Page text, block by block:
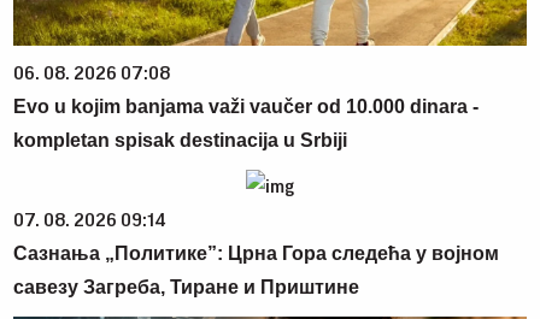
06. 08. 2026 07:08
Evo u kojim banjama važi vaučer od 10.000 dinara -
kompletan spisak destinacija u Srbiji
07. 08. 2026 09:14
Сазнања „Политике”: Црна Гора следећа у војном
савезу Загреба, Тиране и Приштине